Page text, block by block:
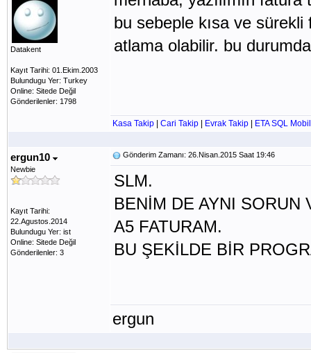
Datakent
Kayıt Tarihi: 01.Ekim.2003
Bulundugu Yer: Turkey
Online: Sitede Değil
Gönderilenler: 1798
bu sebeple kısa ve sürekli
atlama olabilir. bu
Kasa Takip Cari Takip Evrak Takip ETA SQL Mobil
ergun10
Newbie
Kayıt Tarihi:
22.Agustos.2014
Bulundugu Yer: ist
Online: Sitede Değil
Gönderilenler: 3
Gönderim Zamanı: 26.Nisan.2015 Saat 19:46
SLM.
BENİM DE AYNI SORUN
A5 FATURAM.
BU ŞEKİLDE BİR
ergun